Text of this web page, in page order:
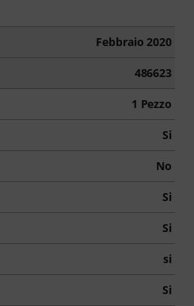
Febbraio 2020
486623
1 Pezzo
Si
No
Si
Si
si
Si